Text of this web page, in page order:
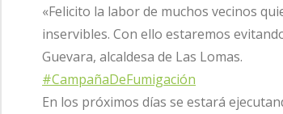
«Felicito la labor de muchos vecinos
inservibles. Con ello estaremos
Guevara, alcaldesa de Las Lomas.
#CampañaDeFumigación
En los próximos días se estará